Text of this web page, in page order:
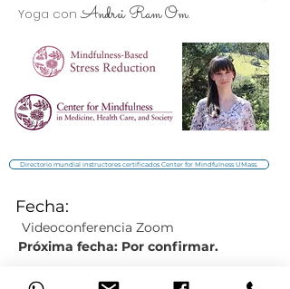
Yoga conAndrei Ram Om.
Directorio mundial instructores certificados Center for Mindfulness UMass.
Videoconferencia Zoom
Próxima fecha: Por confirmar.
Fecha:
Inscripciones: